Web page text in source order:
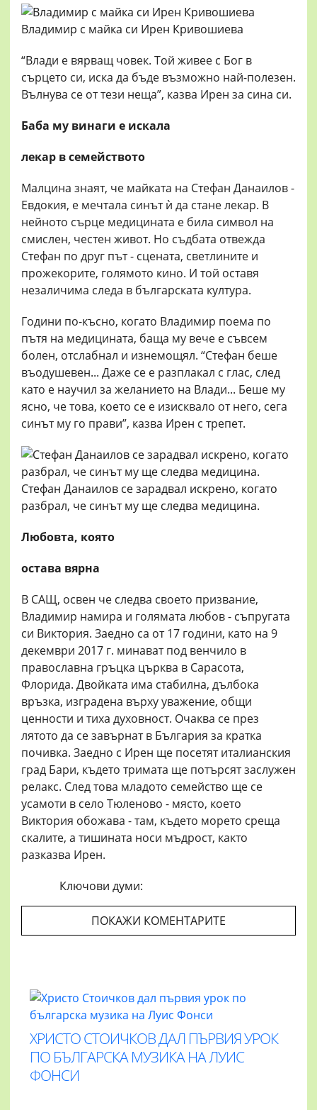
Владимир с майка си Ирен Кривошиева
“Влади е вярващ човек. Той живее с Бог в
сърцето си, иска да бъде възможно най-полезен.
Вълнува се от тези неща”, казва Ирен за сина си.
Баба му винаги е искала
лекар в семейството
Малцина знаят, че майката на Стефан Данаилов -
Евдокия, е мечтала синът ѝ да стане лекар. В
нейното сърце медицината е била символ на
смислен, честен живот. Но съдбата отвежда
Стефан по друг път - сцената, светлините и
прожекорите, голямото кино. И той оставя
незаличима следа в българската култура.
Години по-късно, когато Владимир поема по
пътя на медицината, баща му вече е съвсем
болен, отслабнал и изнемощял. “Стефан беше
въодушевен... Даже се е разплакал с глас, след
като е научил за желанието на Влади... Беше му
ясно, че това, което се е изисквало от него, сега
синът му го прави”, казва Ирен с трепет.
Стефан Данаилов се зарадвал искрено, когато
разбрал, че синът му ще следва медицина.
Любовта, която
остава вярна
В САЩ, освен че следва своето призвание,
Владимир намира и голямата любов - съпругата
си Виктория. Заедно са от 17 години, като на 9
декември 2017 г. минават под венчило в
православна гръцка църква в Сарасота,
Флорида. Двойката има стабилна, дълбока
връзка, изградена върху уважение, общи
ценности и тиха духовност. Очаква се през
лятото да се завърнат в България за кратка
почивка. Заедно с Ирен ще посетят италианския
град Бари, където тримата ще потърсят заслужен
релакс. След това младото семейство ще се
усамоти в село Тюленово - място, което
Виктория обожава - там, където морето среща
скалите, а тишината носи мъдрост, както
разказва Ирен.
Ключови думи:
ПОКАЖИ КОМЕНТАРИТЕ
ХРИСТО СТОИЧКОВ ДАЛ ПЪРВИЯ УРОК
ПО БЪЛГАРСКА МУЗИКА НА ЛУИС
ФОНСИ